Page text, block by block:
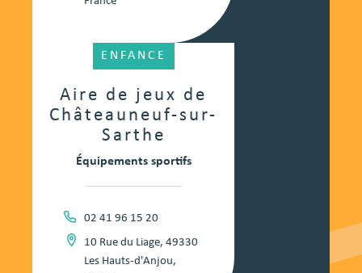
Aire de jeux de
Châteauneuf-sur-
Sarthe
ENFANCE
Équipements sportifs
02 41 96 15 20
10 Rue du Liage, 49330
Les Hauts-d'Anjou,